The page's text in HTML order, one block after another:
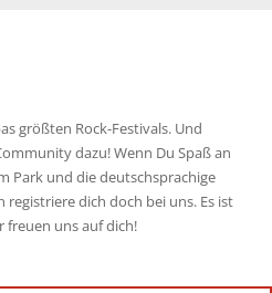
größten Rock-Festivals. Und
dazu! Wenn Du Spaß an
Park und die deutschsprachige
registriere dich doch bei uns. Es ist
freuen uns auf dich!